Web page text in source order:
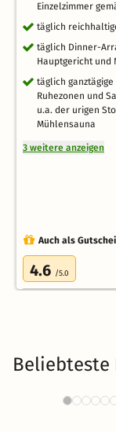
Einzelzimmer
täglich
täglich Dinner-
Hauptgericht und
täglich
Ruhezonen und
u.a. der urigen
Mühlensauna
3 weitere anzeigen
Auch als
4.6 /5.0
Beliebteste